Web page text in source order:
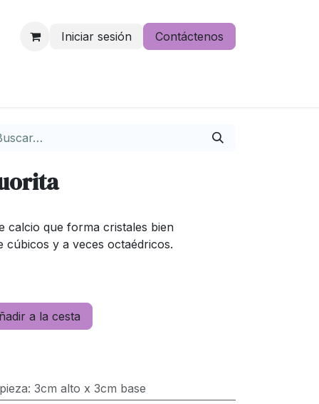
Iniciar sesión Contáctenos
calcio que forma cristales bien
cúbicos y a veces octaédricos.
a la cesta
: 3cm alto x 3cm base